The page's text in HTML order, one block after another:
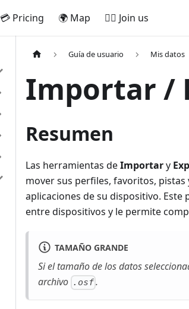
💳 Pricing 🌍 Map 🚵‍♂️ Join us
Guía de usuario Mis datos
Importar /
Resumen
Las herramientas deImportary
mover sus perfiles, favoritos,
aplicaciones de su dispositivo.
entre dispositivos y le permite
TAMAÑO GRANDE
Si el tamaño de los datos
archivo .osf.